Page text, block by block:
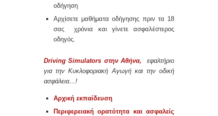
οδήγηση
Αρχίσετε μαθήματα οδήγησης πριν τα 18
σας χρόνια και γίνετε ασφαλέστερος
οδηγός.
Driving Simulators στην Αθήνα, εφαλτήριο
για την Κυκλοφοριακή Αγωγή και την οδική
ασφάλεια…!
Αρχική εκπαίδευση
Περιφερειακή ορατότητα και ασφαλείς